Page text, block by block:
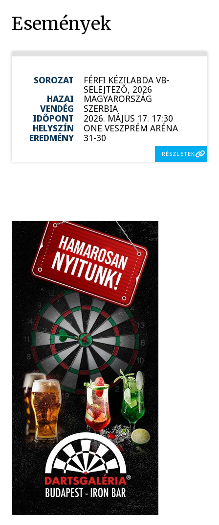
Események
SOROZAT FÉRFI KÉZILABDA VB-
SELEJTEZŐ, 2026
HAZAI
MAGYARORSZÁG
VENDÉG
SZERBIA
IDŐPONT
2026. MÁJUS 17. 17:30
HELYSZÍN
ONE VESZPRÉM ARÉNA
EREDMÉNY
31-30
RÉSZLETEK